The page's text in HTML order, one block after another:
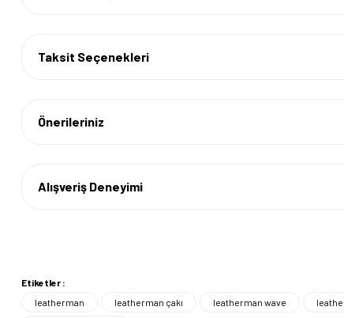
Taksit Seçenekleri
Önerileriniz
Alışveriş Deneyimi
Etiketler :
leatherman
leatherman çakı leatherman wave